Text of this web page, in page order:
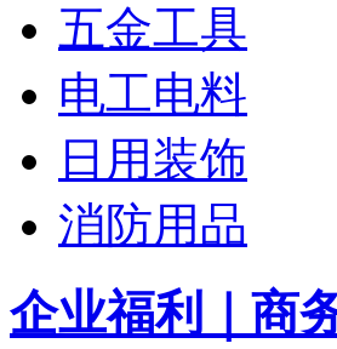
五金工具
电工电料
日用装饰
消防用品
企业福利｜商